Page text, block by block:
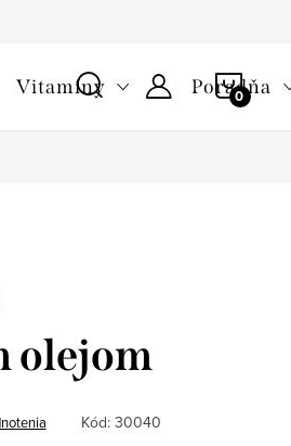
Vitamíny Poradňa
olejom
Kód: 30040